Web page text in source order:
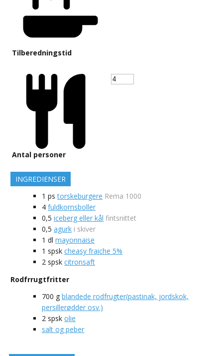
Tilberedningstid
Antal personer
INGREDIENSER
1 ps torskeburgere Rema 1000
4 fuldkornsboller
0,5 iceberg eller kål fintsnittet
0,5 agurk i skiver
1 dl mayonnaise
1 spsk cheasy fraiche 5%
2 spsk citronsaft
Rodfrrugtfritter
700 g blandede rodfrugter(pastinak, jordskok,
persillerødder osv.)
2 spsk olie
salt og peber